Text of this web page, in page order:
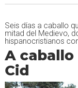
Seis días a caballo
mitad del Medievo,
hispanocristianos
A caballo
Cid